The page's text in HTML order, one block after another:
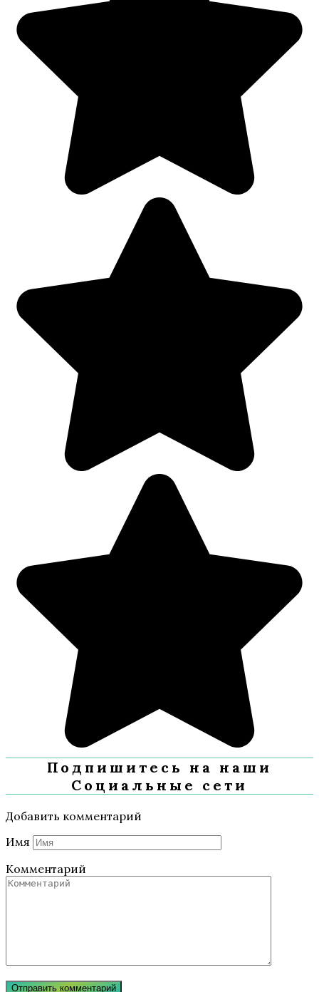
Подпишитесь на наши
Социальные сети
Добавить комментарий
Имя
Комментарий